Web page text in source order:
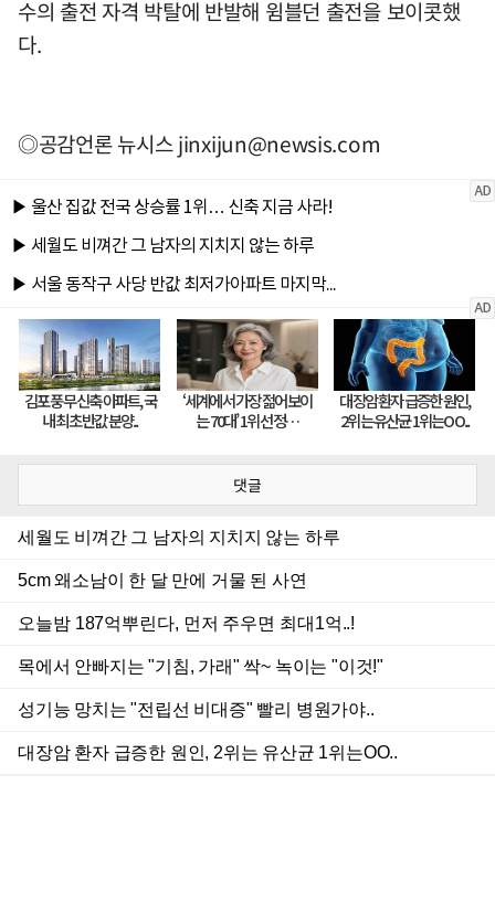
수의 출전 자격 박탈에 반발해 윔블던 출전을 보이콧했
다.
◎공감언론 뉴시스jinxijun@newsis.com
댓글